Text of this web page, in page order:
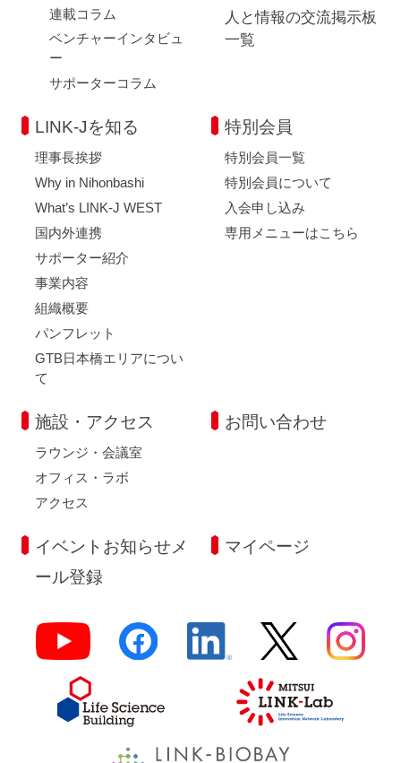
連載コラム
ベンチャーインタビュ
ー
サポーターコラム
人と情報の交流掲示板
一覧
LINK-Jを知る
理事長挨拶
Why in Nihonbashi
What’s LINK-J WEST
国内外連携
サポーター紹介
事業内容
組織概要
パンフレット
GTB日本橋エリアについ
て
特別会員
特別会員一覧
特別会員について
入会申し込み
専用メニューはこちら
施設・アクセス
ラウンジ・会議室
オフィス・ラボ
アクセス
お問い合わせ
イベントお知らせメ
ール登録
マイページ